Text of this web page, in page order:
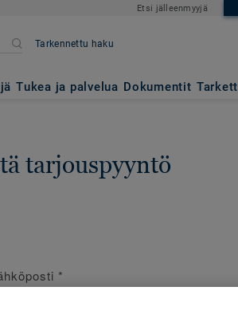
Etsi jälleenmyyjä
Tarkennettu haku
Tukea ja palvelua Dokumentit
tarjouspyyntö
*